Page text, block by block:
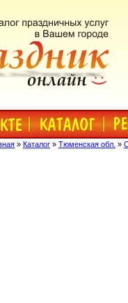
» Каталог » Тюменская обл. »